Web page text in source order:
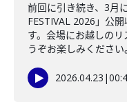
前回に引き続き、3月
FESTIVAL 2026」公
す。会場にお越しの
うぞお楽しみください
2026.04.23 |